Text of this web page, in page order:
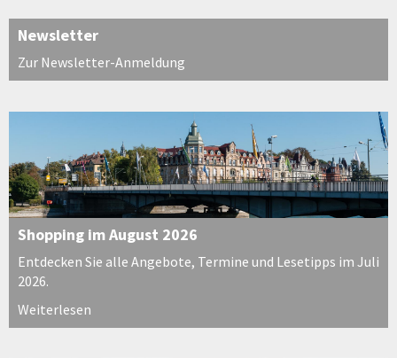
Newsletter
Zur Newsletter-Anmeldung
Shopping im August 2026
Entdecken Sie alle Angebote, Termine und Lesetipps im Juli
2026.
Weiterlesen